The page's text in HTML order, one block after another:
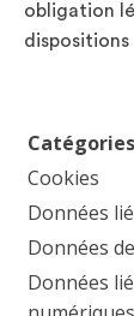
obligation
dispositions
Cookies
Données
Données
Données